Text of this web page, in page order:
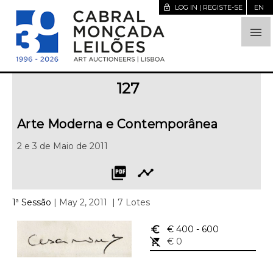

lock_open LOG IN | REGISTE-SE EN
127
Arte Moderna e Contemporânea
2 e 3 de Maio de 2011
picture_as_pdf timeline
1ª Sessão | May 2, 2011 | 7 Lotes
euro_symbol € 400 - 600
remove_shopping_cart
€ 0